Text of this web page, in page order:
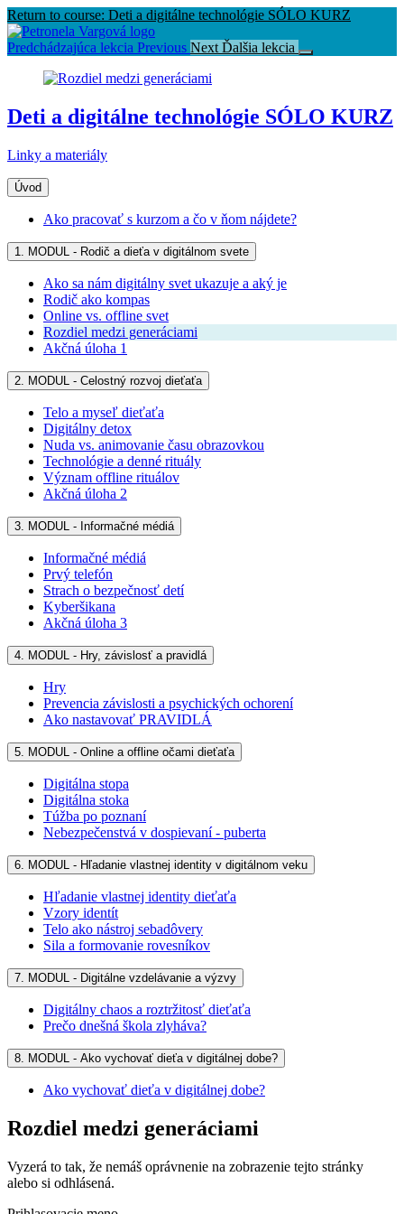
Return to course: Deti a digitálne technológie SÓLO KURZ
Predchádzajúca lekcia Previous Next Ďalšia lekcia
Deti a digitálne technológie SÓLO KURZ
Linky a materiály
Úvod
Ako pracovať s kurzom a čo v ňom nájdete?
1. MODUL - Rodič a dieťa v digitálnom svete
Ako sa nám digitálny svet ukazuje a aký je
Rodič ako kompas
Online vs. offline svet
Rozdiel medzi generáciami
Akčná úloha 1
2. MODUL - Celostný rozvoj dieťaťa
Telo a myseľ dieťaťa
Digitálny detox
Nuda vs. animovanie času obrazovkou
Technológie a denné rituály
Význam offline rituálov
Akčná úloha 2
3. MODUL - Informačné médiá
Informačné médiá
Prvý telefón
Strach o bezpečnosť detí
Kyberšikana
Akčná úloha 3
4. MODUL - Hry, závislosť a pravidlá
Hry
Prevencia závislosti a psychických ochorení
Ako nastavovať PRAVIDLÁ
5. MODUL - Online a offline očami dieťaťa
Digitálna stopa
Digitálna stoka
Túžba po poznaní
Nebezpečenstvá v dospievaní - puberta
6. MODUL - Hľadanie vlastnej identity v digitálnom veku
Hľadanie vlastnej identity dieťaťa
Vzory identít
Telo ako nástroj sebadôvery
Sila a formovanie rovesníkov
7. MODUL - Digitálne vzdelávanie a výzvy
Digitálny chaos a roztržitosť dieťaťa
Prečo dnešná škola zlyháva?
8. MODUL - Ako vychovať dieťa v digitálnej dobe?
Ako vychovať dieťa v digitálnej dobe?
Rozdiel medzi generáciami
Vyzerá to tak, že nemáš oprávnenie na zobrazenie tejto stránky
alebo si odhlásená.